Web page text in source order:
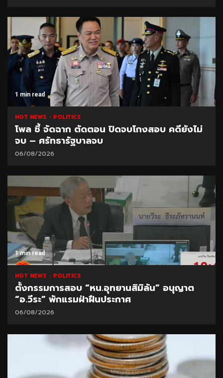
1 min read
HOT NEWS POLITICS
โพล ชี้ จัดฉาก ตัดตอน ปิดจบโกงสอบ คดียังไม่
จบ – ศรัทธารัฐบาลจบ
06/08/2026
1 min read
HOT NEWS POLITICS
ตั้งกรรมการสอบ “หน.อุทยานสิมิลัน” อนุญาต
“อ.วีระ” พักแรมฝ่าฝืนประกาศ
06/08/2026